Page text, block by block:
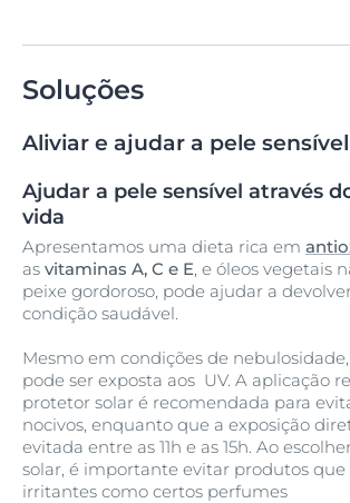
Soluções
Aliviar e ajudar a pele
Ajudar a pele sensível através
vida
Apresentamos uma dieta rica em
as vitaminas A, C e E , e óleos vegetais
peixe gordoroso, pode ajudar a
condição saudável.
Mesmo em condições de
pode ser exposta aos UV. A aplicação
protetor solar é recomendada para
nocivos, enquanto que a exposição
evitada entre as 11h e as 15h. Ao
solar, é importante evitar produtos
irritantes como certos perfumes